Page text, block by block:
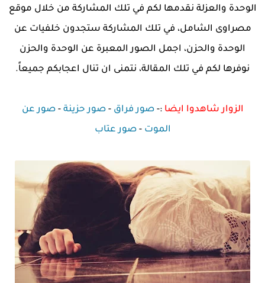
الوحدة والعزلة نقدمها لكم في تلك المشاركة من خلال موقع
مصراوى الشامل، في تلك المشاركة ستجدون خلفيات عن
الوحدة والحزن، اجمل الصور المعبرة عن الوحدة والحزن
نوفرها لكم في تلك المقالة، نتمنى ان تنال اعجابكم جميعاً.
الزوار شاهدوا ايضا :-صور فراق -صور حزينة -صور عن
الموت -صور عتاب